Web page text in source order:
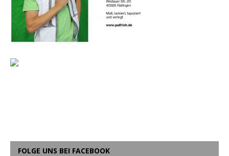
FOLGE UNS BEI FACEBOOK